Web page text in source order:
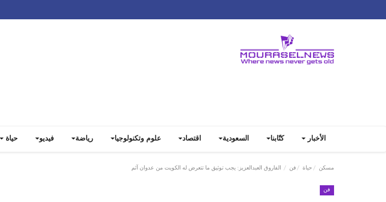
الأخبار كتّابنا السعودية اقتصاد علوم وتكنولوجيا رياضة فيديو حياة
مسكن حياة فن الفاروق العبدالعزيز: يجب توثيق ما تتعرض له الكويت من عدوان آثم
فن